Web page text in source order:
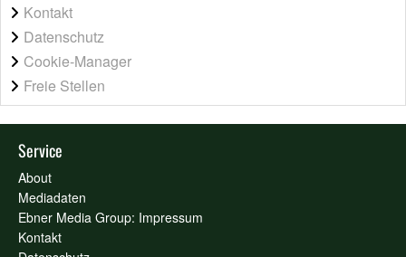
Kontakt
Datenschutz
Cookie-Manager
Freie Stellen
Service
About
Mediadaten
Ebner Media Group: Impressum
Kontakt